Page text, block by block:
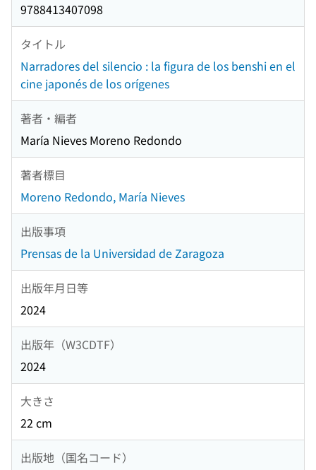
9788413407098
タイトル
Narradores del silencio : la figura de los benshi en el
cine japonés de los orígenes
著者・編者
María Nieves Moreno Redondo
著者標目
Moreno Redondo, María Nieves
出版事項
Prensas de la Universidad de Zaragoza
出版年月日等
2024
出版年（W3CDTF）
2024
大きさ
22 cm
出版地（国名コード）